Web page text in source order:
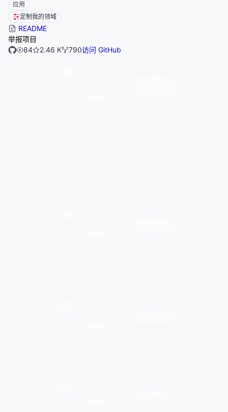
应用
定制我的领域
README
举报项目
84
2.46 K 790访问 GitHub